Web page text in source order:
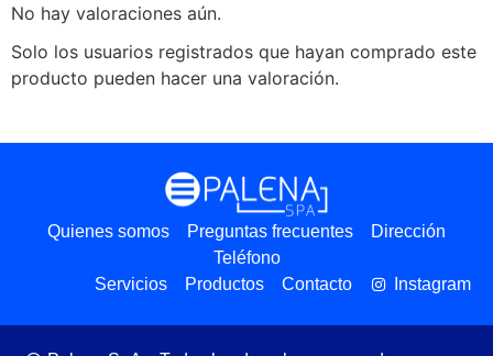
No hay valoraciones aún.
Solo los usuarios registrados que hayan comprado este
producto pueden hacer una valoración.
Quienes somos Preguntas frecuentes
Dirección
Teléfono
Servicios
Productos Contacto Instagram